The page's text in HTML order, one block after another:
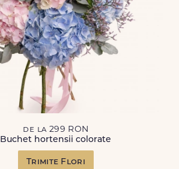
de la 299 RON
Buchet hortensii colorate
Trimite Flori